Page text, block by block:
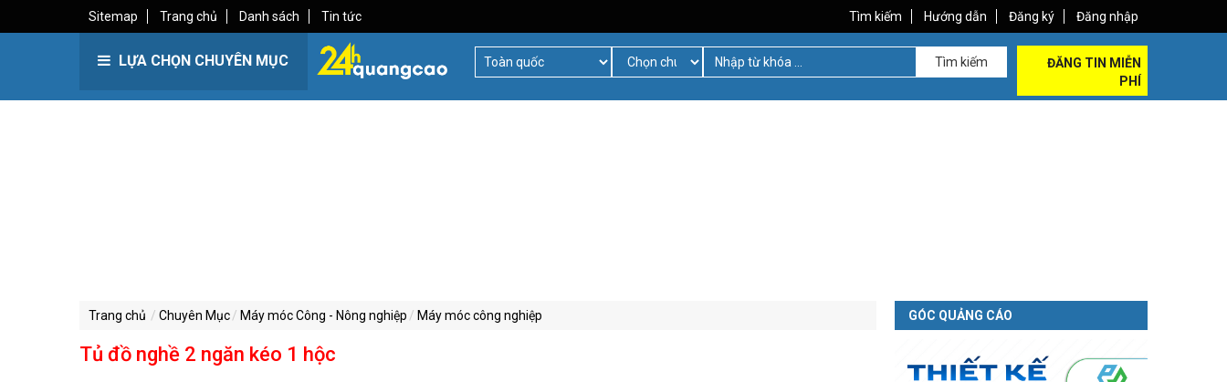
Sitemap Trang chủ Danh sách Tin tức Tìm kiếm Hướng dẫn Đăng ký Đăng nhập
LỰA CHỌN CHUYÊN MỤC Tìm kiếm
ĐĂNG TIN MIỄN
PHÍ
Trang chủ Chuyên Mục Máy móc Công - Nông nghiệp Máy móc công nghiệp
Tủ đồ nghề 2 ngăn kéo 1 hộc
GÓC QUẢNG CÁO